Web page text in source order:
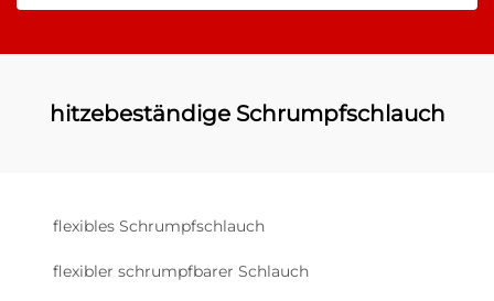
hitzebeständige Schrumpfschlauch
flexibles Schrumpfschlauch
flexibler schrumpfbarer Schlauch